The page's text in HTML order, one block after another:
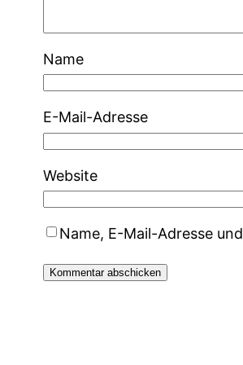
Name
E-Mail-Adresse
Website
Name, E-Mail-Adresse